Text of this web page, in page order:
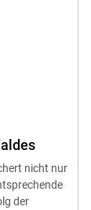
nicht nur
der